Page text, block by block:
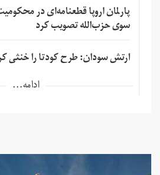
پارلمان اروپا قطعنامه‌ای در
سوی حزب‌الله تصویب کرد
ارتش سودان: طرح کودتا را خنثی
ادامه...